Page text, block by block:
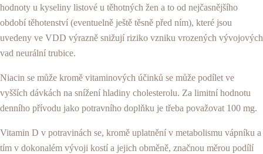
hodno­ty u kyseliny listové u těhotných žen a to od nejčas­nějšího
období těhotenství (eventuelně ještě těsně před ním), které jsou
uvedeny ve VDD výrazně sni­žují riziko vzniku vrozených vývojových
vad neurální trubice.
Niacin se může kromě vitaminových účinků se může podílet ve
vyšších dávkách na snížení hladiny cholesterolu. Za limitní hodnotu
denního přívodu jako potravního doplňku je třeba považovat 100 mg.
Vitamin D v potravinách se, kromě uplatnění v metabolismu vápníku a
tím v dokonalém vývoji kostí a jejich obměně, značnou měrou podílí